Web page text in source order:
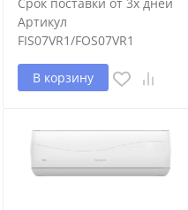
Артикул
FIS07VR1/FOS07VR1
В корзину